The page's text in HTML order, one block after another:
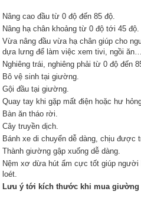
Nâng cao đầu từ 0 độ đến 85 độ.
Nâng hạ chân khoảng từ 0 độ tới 45 độ.
Vừa nâng đầu vừa hạ chân giúp cho
dựa lưng để làm việc xem tivi, ngồi ăn…
Nghiêng trái, nghiêng phải từ 0 độ đến
Bô vệ sinh tại giường.
Gội đầu tại giường.
Quay tay khi gặp mất điện hoặc hư
Bàn ăn tháo rời.
Cây truyền dịch.
Bánh xe di chuyển dễ dàng, chịu được
Thành giường gập xuống dễ dàng.
Nệm xơ dừa hút ẩm cực tốt giúp người
loét.
Lưu ý tới kích thước khi mua giường